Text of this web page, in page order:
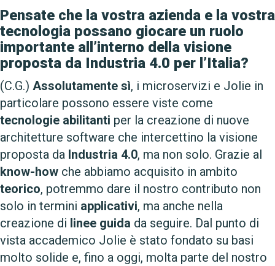
Pensate che la vostra azienda e la vostra
tecnologia possano giocare un ruolo
importante all’interno della visione
proposta da Industria 4.0 per l’Italia?
(C.G.) Assolutamente sì, i microservizi e Jolie in
particolare possono essere viste come
tecnologie abilitanti per la creazione di nuove
architetture software che intercettino la visione
proposta da Industria 4.0, ma non solo. Grazie al
know-how che abbiamo acquisito in ambito
teorico, potremmo dare il nostro contributo non
solo in termini applicativi, ma anche nella
creazione di linee guida da seguire. Dal punto di
vista accademico Jolie è stato fondato su basi
molto solide e, fino a oggi, molta parte del nostro